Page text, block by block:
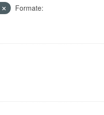
Formate: